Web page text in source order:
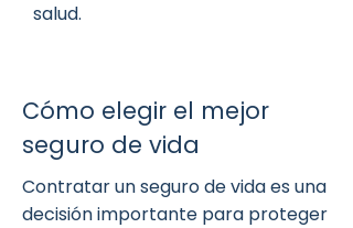
salud.
Cómo elegir el mejor
seguro de vida
Contratar un seguro de vida es una
decisión importante para proteger